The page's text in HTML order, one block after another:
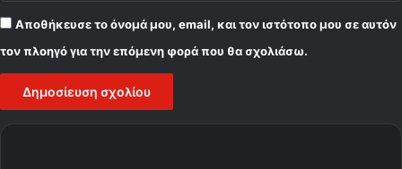
Αποθήκευσε το όνομά μου, email, και τον ιστότοπο μου σε αυτόν
τον πλοηγό για την επόμενη φορά που θα σχολιάσω.